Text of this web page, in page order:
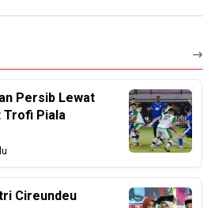
Persib Lewat
Trofi Piala
Cireundeu